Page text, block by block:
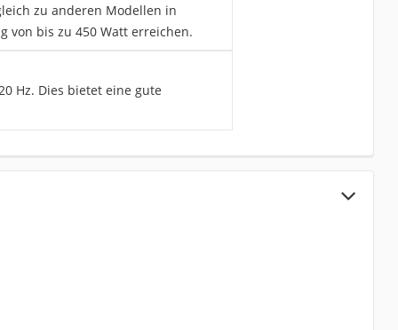
zu anderen Modellen in
von bis zu 450 Watt erreichen.
Hz. Dies bietet eine gute